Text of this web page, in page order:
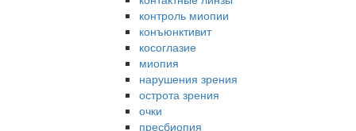
контроль миопии
конъюнктивит
косоглазие
миопия
нарушения зрения
острота зрения
очки
пресбиопия